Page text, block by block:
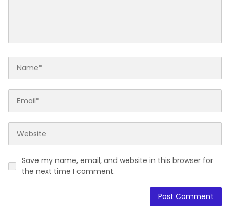
Save my name, email, and website in this browser for
the next time I comment.